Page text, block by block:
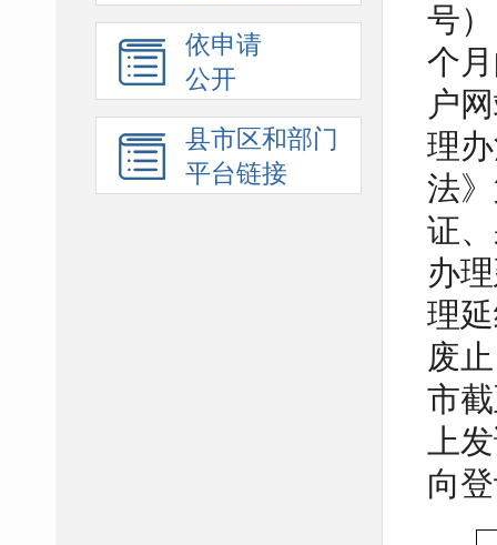
依申请
公开
县市区和部门
平台链接
号
个
户
理
法
证
办
理
废
市
上
向